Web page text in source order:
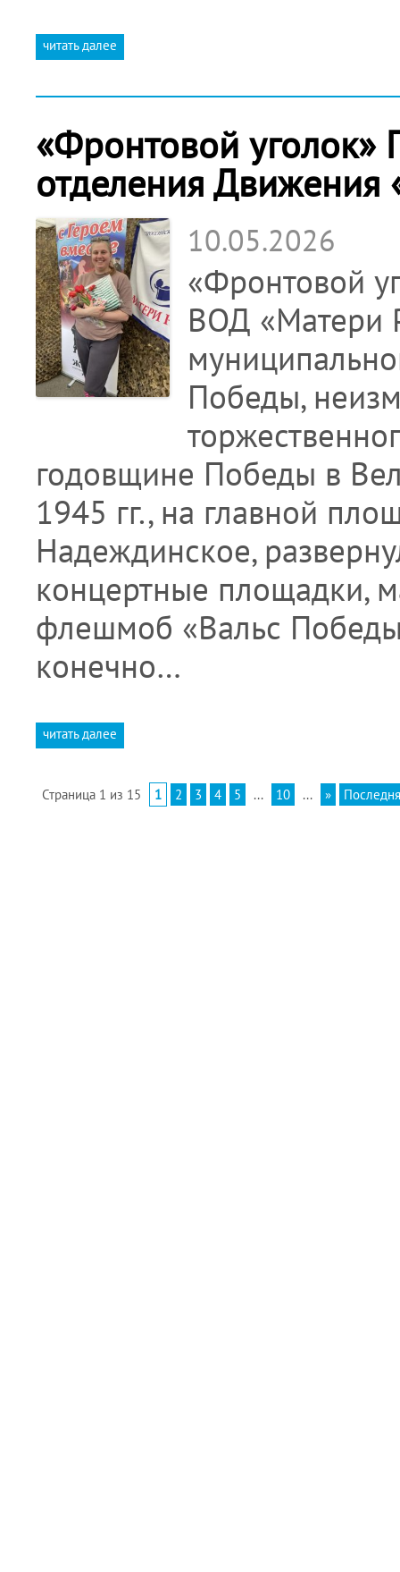
читать далее
«Фронтовой уголок»
отделения Движения
10.05.2026
«Фронтовой
ВОД «Матери
Победы,
годовщине Победы в
1945 гг., на главной
Надеждинское,
концертные площадки,
флешмоб «Вальс
конечно…
читать далее
Страница 1 из 15 1 2 3 4 5 ... 10 ... »